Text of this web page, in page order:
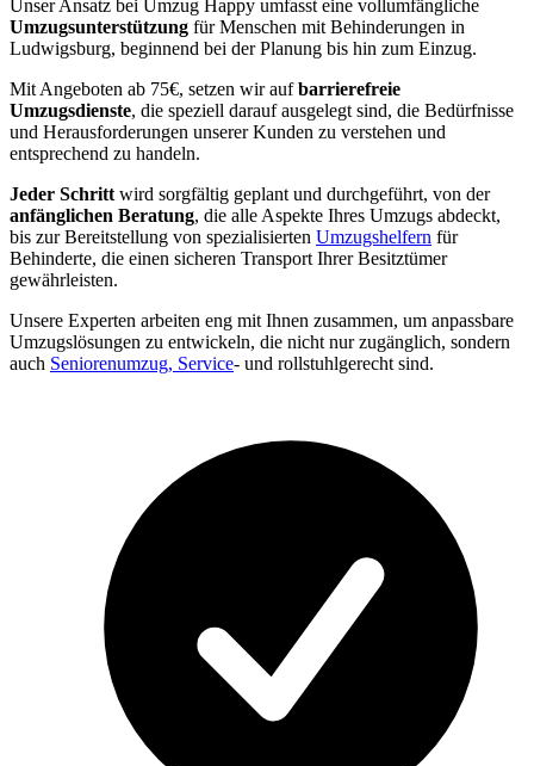
Unser Ansatz bei Umzug Happy umfasst eine vollumfängliche
Umzugsunterstützung für Menschen mit Behinderungen in
Ludwigsburg, beginnend bei der Planung bis hin zum Einzug.
Mit Angeboten ab 75€, setzen wir aufbarrierefreie
Umzugsdienste, die speziell darauf ausgelegt sind, die Bedürfnisse
und Herausforderungen unserer Kunden zu verstehen und
entsprechend zu handeln.
Jeder Schritt wird sorgfältig geplant und durchgeführt, von der
anfänglichen Beratung, die alle Aspekte Ihres Umzugs abdeckt,
bis zur Bereitstellung von spezialisierten Umzugshelfern für
Behinderte, die einen sicheren Transport Ihrer Besitztümer
gewährleisten.
Unsere Experten arbeiten eng mit Ihnen zusammen, um anpassbare
Umzugslösungen zu entwickeln, die nicht nur zugänglich, sondern
auch Seniorenumzug, Service- und rollstuhlgerecht sind.